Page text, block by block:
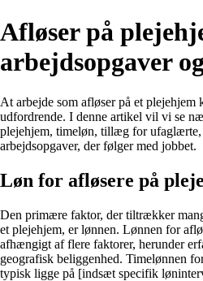
Afløser på
arbejdsopgaver
At arbejde som afløser på et
udfordrende. I denne artikel vil vi se
plejehjem, timeløn, tillæg for ufaglærte,
arbejdsopgaver, der følger med jobbet.
Løn for afløsere på
Den primære faktor, der tiltrækker
et plejehjem, er lønnen. Lønnen for
afhængigt af flere faktorer, herunder
geografisk beliggenhed. Timelønnen
typisk ligge på [indsæt specifik